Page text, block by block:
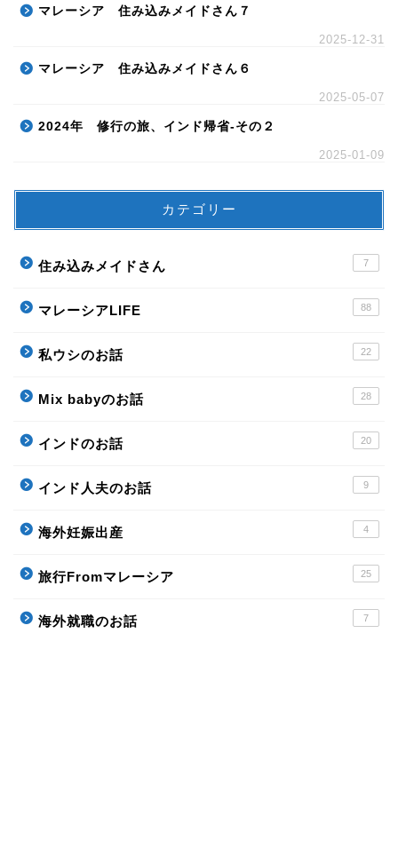
マレーシア 住み込みメイドさん７
2025-12-31
マレーシア 住み込みメイドさん６
2025-05-07
2024年 修行の旅、インド帰省-その２
2025-01-09
カテゴリー
住み込みメイドさん 7
マレーシアLIFE 88
私ウシのお話 22
Mix babyのお話 28
インドのお話 20
インド人夫のお話 9
海外妊娠出産 4
旅行Fromマレーシア 25
海外就職のお話 7